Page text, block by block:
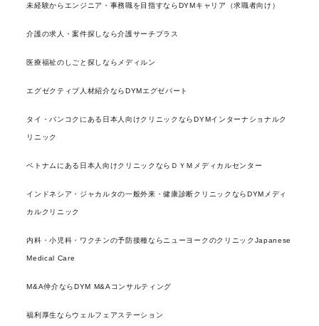
未経験からエンジニア・事務職を目指すならDYMキャリア（求職者向け）
介護の求人・案件探しなら介護サーチプラス
医療福祉のしごと探しならメディルン
エグゼクティブ人材紹介ならDYMエグゼパート
タイ・バンコクにある日本人向けクリニックならDYMインターナショナルク
リニック
ベトナムにある日本人向けクリニックならＤＹＭメディカルセンター
インドネシア・ジャカルタの一般外来・健康診断クリニックならDYMメディ
カルクリニック
内科・小児科・ワクチンの予防接種ならニューヨークのクリニックJapanese
Medical Care
M&A仲介ならDYM M&Aコンサルティング
福利厚生ならウェルフェアステーション